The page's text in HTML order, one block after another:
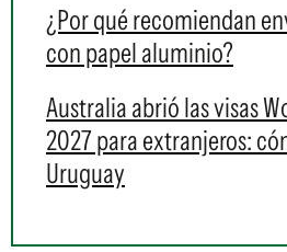
¿Por qué recomiendan
con papel aluminio?
Australia abrió las visas
2027 para extranjeros:
Uruguay